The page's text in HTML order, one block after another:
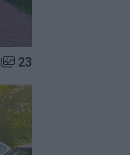
Liczba zdjęć w galerii:
23